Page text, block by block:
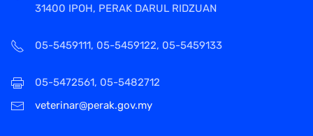
31400 IPOH, PERAK DARUL RIDZUAN
05-5459111, 05-5459122, 05-5459133
05-5472561, 05-5482712
veterinar@perak.gov.my